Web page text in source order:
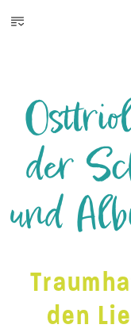
der
und
den